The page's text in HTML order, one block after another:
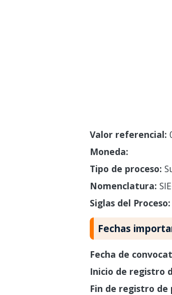
Valor referencial:
Moneda:
Tipo de proceso:
Nomenclatura:
Siglas del Proceso:
Fechas
Fecha de
Inicio de registro
Fin de registro